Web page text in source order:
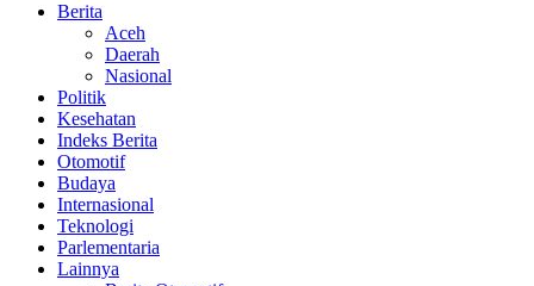
Berita
Aceh
Daerah
Nasional
Politik
Kesehatan
Indeks Berita
Otomotif
Budaya
Internasional
Teknologi
Parlementaria
Lainnya